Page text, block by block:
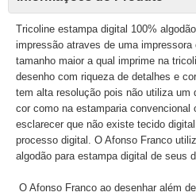
Tricoline estampa digital 100%
impressão atraves de uma
tamanho maior a qual imprime na
desenho com riqueza de detalhes e
tem alta resolução pois não utiliza um
cor como na estamparia convencional
esclarecer que não existe tecido
processo digital. O Afonso Franco
algodão para estampa digital de seus
O Afonso Franco ao desenhar além